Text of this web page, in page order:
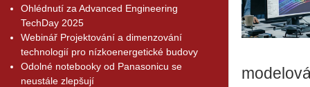
Ohlédnutí za Advanced Engineering
TechDay 2025
Webinář Projektování a dimenzování
technologií pro nízkoenergetické budovy
Odolné notebooky od Panasonicu se
neustále zlepšují